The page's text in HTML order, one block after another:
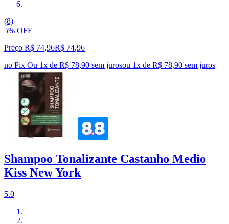
(8)
5% OFF
Preço R$ 74,96R$ 74,96
no Pix Ou 1x de R$ 78,90 sem jurosou 1x de R$ 78,90 sem juros
Shampoo Tonalizante Castanho Medio
Kiss New York
5.0